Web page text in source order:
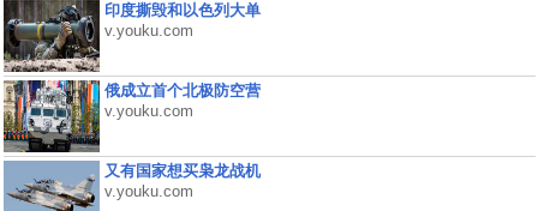
印度撕毁和以色列大单
v.youku.com
俄成立首个北极防空营
v.youku.com
又有国家想买枭龙战机
v.youku.com